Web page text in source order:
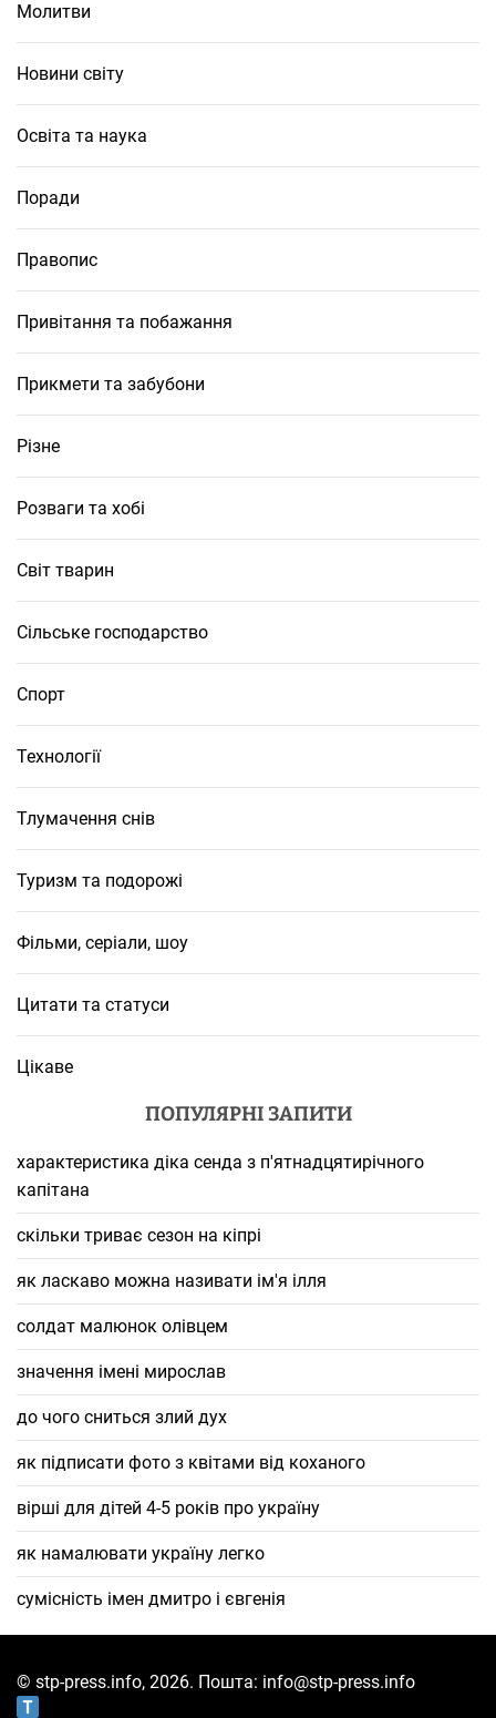
Молитви
Новини світу
Освіта та наука
Поради
Правопис
Привітання та побажання
Прикмети та забубони
Різне
Розваги та хобі
Світ тварин
Сільське господарство
Спорт
Технології
Тлумачення снів
Туризм та подорожі
Фільми, серіали, шоу
Цитати та статуси
Цікаве
ПОПУЛЯРНІ ЗАПИТИ
характеристика діка сенда з п'ятнадцятирічного
капітана
скільки триває сезон на кіпрі
як ласкаво можна називати ім'я ілля
солдат малюнок олівцем
значення імені мирослав
до чого сниться злий дух
як підписати фото з квітами від коханого
вірші для дітей 4-5 років про україну
як намалювати україну легко
сумісність імен дмитро і євгенія
© stp-press.info, 2026. Пошта: info@stp-press.info